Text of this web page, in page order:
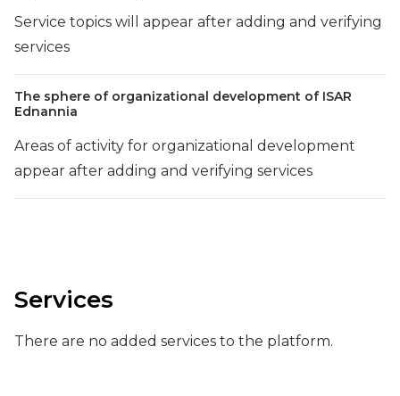
Service topics will appear after adding and verifying
services
The sphere of organizational development of ISAR
Ednannia
Areas of activity for organizational development
appear after adding and verifying services
Services
There are no added services to the platform.